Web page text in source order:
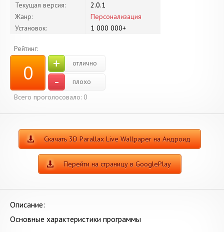
Текущая версия:
2.0.1
Жанр:
Персонализация
Установок:
1 000 000+
Рейтинг:
0 + отлично
-
плохо
Всего проголосовало: 0
Скачать 3D Parallax Live Wallpaper на Андроид
Перейти на страницу в GooglePlay
Описание:
Основные характеристики программы